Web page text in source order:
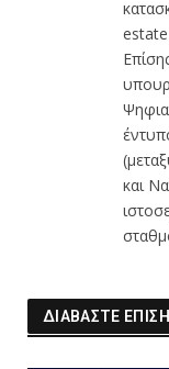
estate
και
ΔΙΑΒΑΣΤΕ